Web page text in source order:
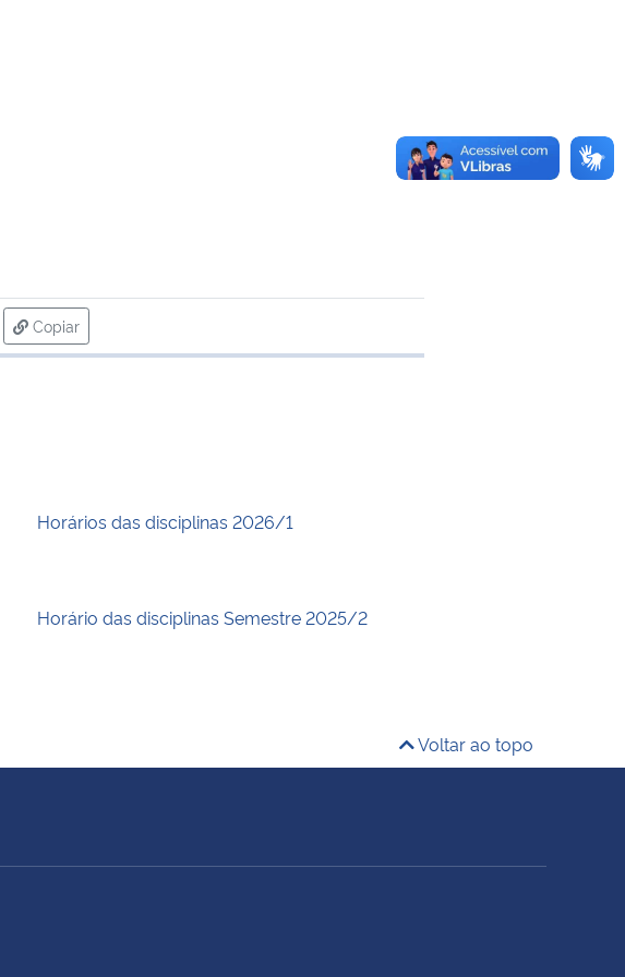
Copiar
para área de transferência
Horários das disciplinas 2026/1
Horário das disciplinas Semestre 2025/2
Voltar ao topo